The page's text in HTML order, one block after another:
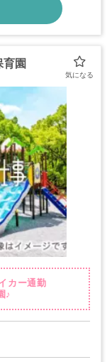
育園
カー通勤
♪